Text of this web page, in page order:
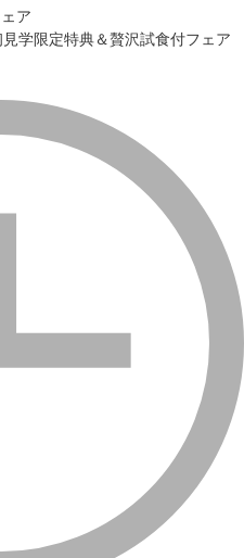
ア
学限定特典＆贅沢試食付フェア